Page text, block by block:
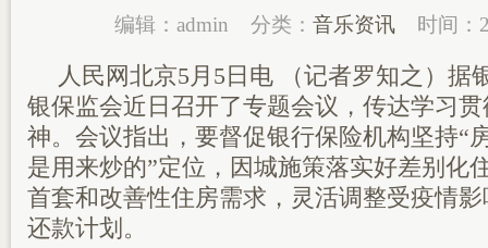
编辑：admin 分类： 音乐资讯 时间：
人民网北京5月5日电 （记者罗知之）据
银保监会近日召开了专题会议，传达学习
神。会议指出，要督促银行保险机构坚持“
是用来炒的”定位，因城施策落实好差别化
首套和改善性住房需求，灵活调整受疫情
还款计划。